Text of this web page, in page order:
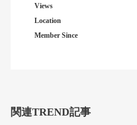
Views
Location
Member Since
関連TREND記事